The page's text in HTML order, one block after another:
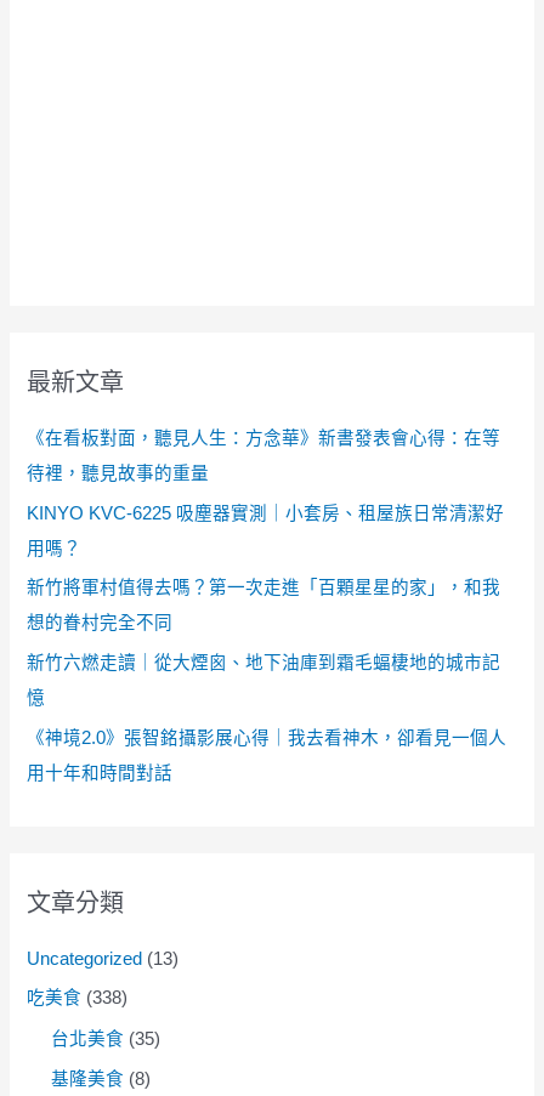
最新文章
《在看板對面，聽見人生：方念華》新書發表會心得：在等
待裡，聽見故事的重量
KINYO KVC-6225 吸塵器實測｜小套房、租屋族日常清潔好
用嗎？
新竹將軍村值得去嗎？第一次走進「百顆星星的家」，和我
想的眷村完全不同
新竹六燃走讀｜從大煙囪、地下油庫到霜毛蝠棲地的城市記
憶
《神境2.0》張智銘攝影展心得｜我去看神木，卻看見一個人
用十年和時間對話
文章分類
Uncategorized (13)
吃美食 (338)
台北美食 (35)
基隆美食 (8)